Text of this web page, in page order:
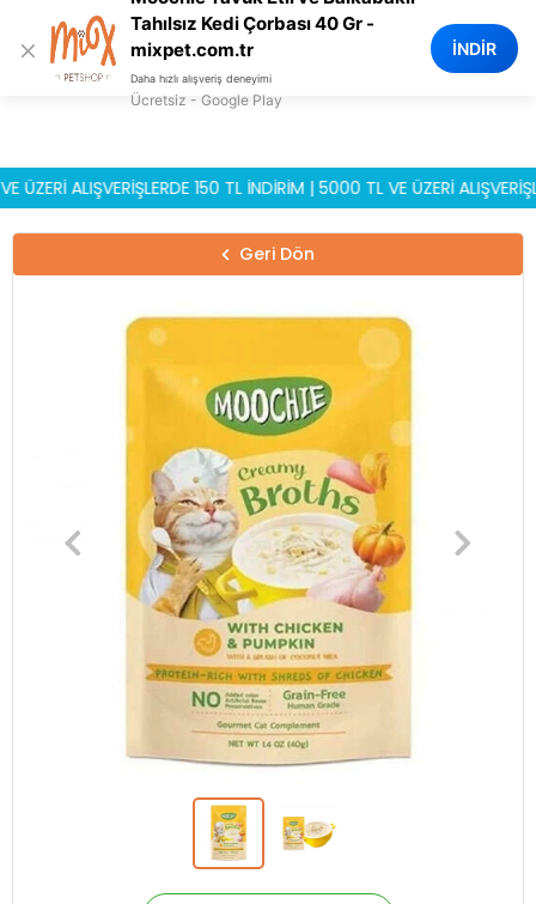
ALIŞVERİŞLERDE 150 TL İNDİRİM | 5000 TL VE ÜZERİ
0
Geri Dön
×
Tahılsız Kedi Çorbası 40 Gr -
mixpet.com.tr
Daha hızlı alışveriş deneyimi
Ücretsiz - Google Play
İNDİR